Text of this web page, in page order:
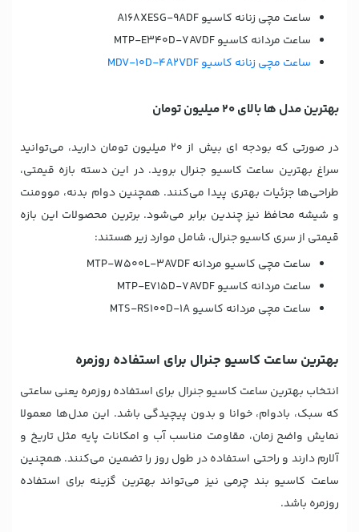
ساعت مچی زنانه کاسیو A168XESG-9ADF
ساعت مردانه کاسیو MTP-E340D-7AVDF
ساعت مچی زنانه کاسیو MDV-10D-4A2VDF
بهترین مدل ها بالای 20 میلیون تومان
در صورتی که بودجه ای بیش از 20 میلیون تومان دارید، می‌توانید
سراغ بهترین ساعت کاسیو جنرال بروید. در این دسته بازه قیمتی،
طراحی‌ها جزئیات بهتری پیدا می‌کنند. همچنین دوام بدنه، موومنت
و شیشه محافظ نیز چندین برابر می‌شود. برترین محصولات این بازه
قیمتی از سری کاسیو جنرال، شامل موارد زیر هستند:
ساعت مچی کاسیو مردانه MTP-W500L-3AVDF
ساعت مردانه کاسیو MTP-E715D-7AVDF
ساعت مچی مردانه کاسیو MTS-RS100D-1A
بهترین ساعت کاسیو جنرال برای استفاده روزمره
انتخاب بهترین ساعت کاسیو جنرال برای استفاده روزمره یعنی ساعتی
که سبک، بادوام، خوانا و بدون پیچیدگی باشد. این مدل‌ها معمولا
نمایش واضح زمان، مقاومت مناسب آب و امکانات پایه مثل تاریخ و
آلارم دارند و راحتی استفاده در طول روز را تضمین می‌کنند. همچنین
ساعت کاسیو بند چرمی نیز می‌تواند بهترین گزینه برای استفاده
روزمره باشد.